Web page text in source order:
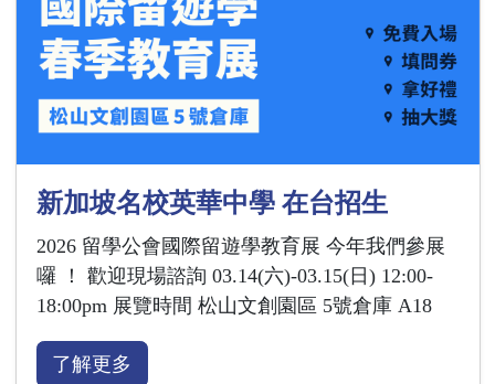
新加坡名校英華中學 在台招生
2026 留學公會國際留遊學教育展 今年我們參展
囉 ！ 歡迎現場諮詢 03.14(六)-03.15(日) 12:00-
18:00pm 展覽時間 松山文創園區 5號倉庫 A18
了解更多